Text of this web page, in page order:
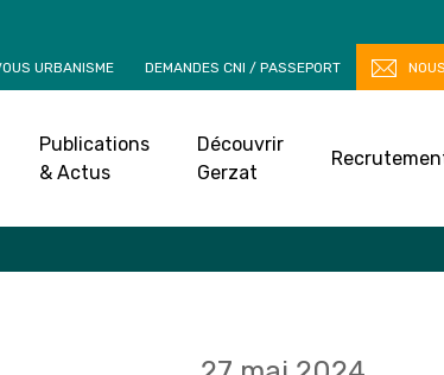
URBANISME DEMANDES CNI / PASSEPORT
Publications
& Actus
Découvrir
Gerzat